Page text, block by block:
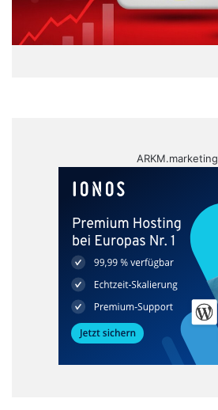
ARKM.marketing